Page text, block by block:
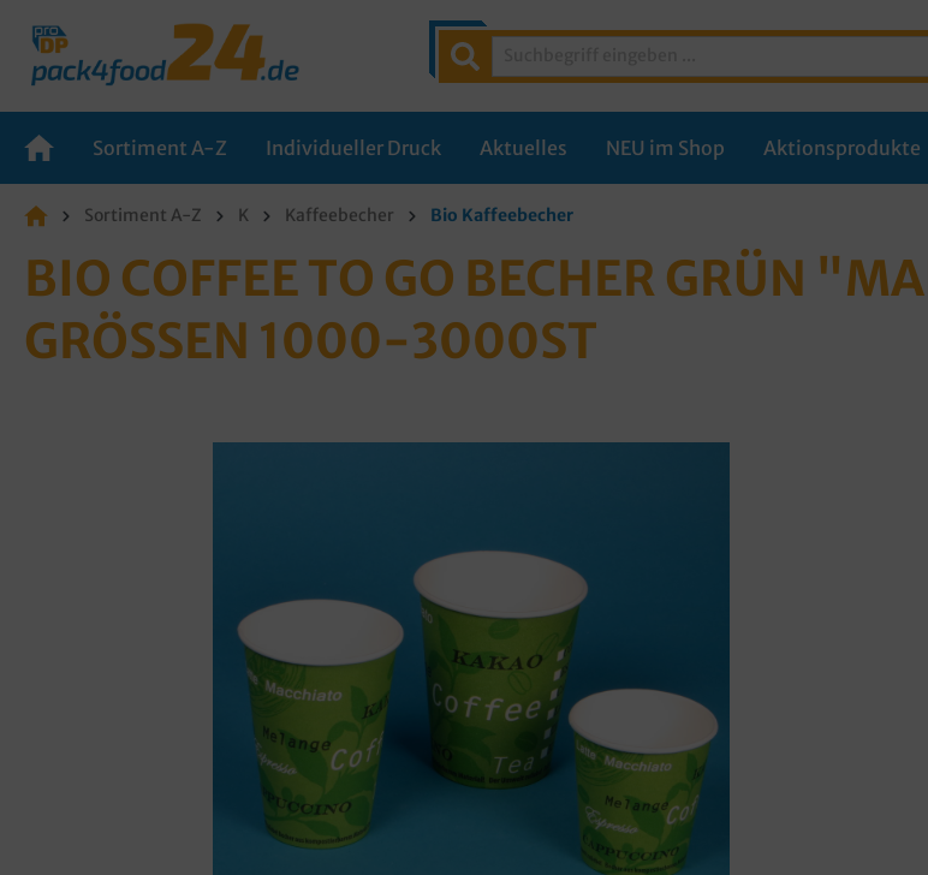
Sortiment A-Z Individueller Druck Aktuelles NEU im Shop Aktionsprodukte
Sortiment A-Z K Kaffeebecher Bio Kaffeebecher
BIO COFFEE TO GO BECHER GRÜN
GRÖSSEN 1000-3000ST